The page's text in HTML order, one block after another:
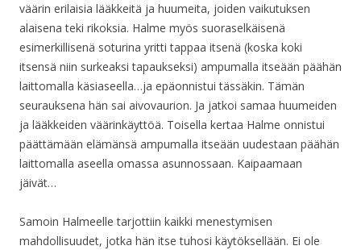
väärin erilaisia lääkkeitä ja huumeita, joiden vaikutuksen
alaisena teki rikoksia. Halme myös suoraselkäisenä
esimerkillisenä soturina yritti tappaa itsenä (koska koki
itsensä niin surkeaksi tapaukseksi) ampumalla itseään päähän
laittomalla käsiaseella…ja epäonnistui tässäkin. Tämän
seurauksena hän sai aivovaurion. Ja jatkoi samaa huumeiden
ja lääkkeiden väärinkäyttöä. Toisella kertaa Halme onnistui
päättämään elämänsä ampumalla itseään uudestaan päähän
laittomalla aseella omassa asunnossaan. Kaipaamaan
jäivät…
Samoin Halmeelle tarjottiin kaikki menestymisen
mahdollisuudet, jotka hän itse tuhosi käytöksellään. Ei ole